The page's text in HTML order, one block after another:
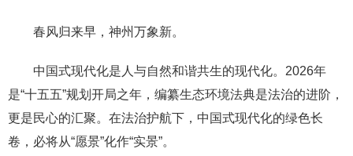
春风归来早，神州万象新。
中国式现代化是人与自然和谐共生的现代化。2026年
是“十五五”规划开局之年，编纂生态环境法典是法治的进阶，
更是民心的汇聚。在法治护航下，中国式现代化的绿色长
卷，必将从“愿景”化作“实景”。